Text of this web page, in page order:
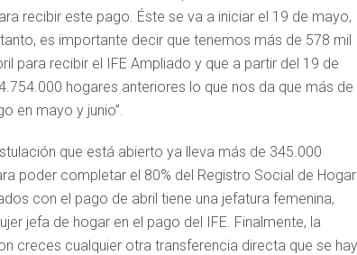
recibir este pago. Éste se va a iniciar el 19 de mayo,
es importante decir que tenemos más de 578 mil
para recibir el IFE Ampliado y que a partir del 19 de
hogares anteriores lo que nos da que más de
en mayo y junio”.
que está abierto ya lleva más de 345.000
poder completar el 80% del Registro Social de
con el pago de abril tiene una jefatura femenina,
jefa de hogar en el pago del IFE. Finalmente, la
creces cualquier otra transferencia directa que se